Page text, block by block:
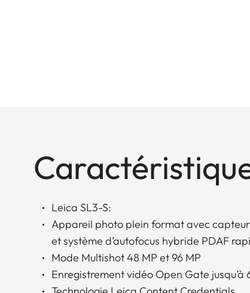
Leica SL3-S:
Appareil photo plein format avec
et système d’autofocus hybride PDAF
Mode Multishot 48 MP et 96 MP
Enregistrement vidéo Open Gate jusqu’à